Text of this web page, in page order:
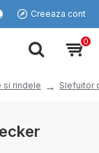
Creeaza cont
0
si rindele Slefuitor